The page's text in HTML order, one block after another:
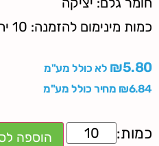
כמות מינימום להזמנה: 10 יחידות
₪5.80
לא כולל מע"מ
₪6.84 מחיר כולל מע"מ
הוספה